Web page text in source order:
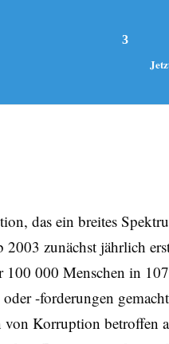
das ein breites
zunächst jährlich
000 Menschen in
-forderungen
Korruption betroffen